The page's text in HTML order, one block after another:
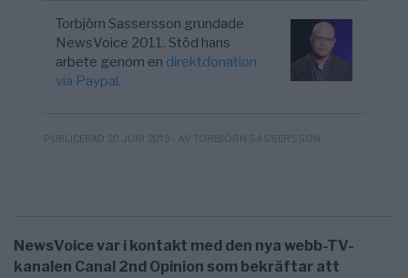
Torbjörn Sassersson grundade
NewsVoice 2011. Stöd hans
arbete genom en direktdonation
via Paypal.
PUBLICERAD 20 JUNI 2013 - AV TORBJÖRN SASSERSSON
NewsVoice var i kontakt med den nya webb-TV-
kanalen Canal 2nd Opinion som bekräftar att